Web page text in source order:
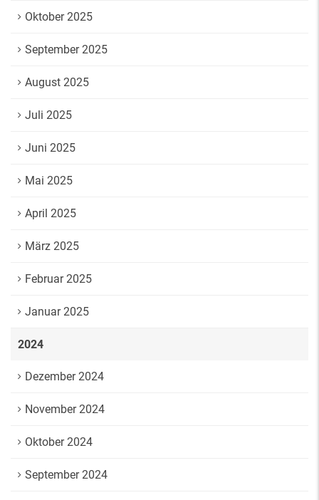
Oktober 2025
September 2025
August 2025
Juli 2025
Juni 2025
Mai 2025
April 2025
März 2025
Februar 2025
Januar 2025
2024
Dezember 2024
November 2024
Oktober 2024
September 2024